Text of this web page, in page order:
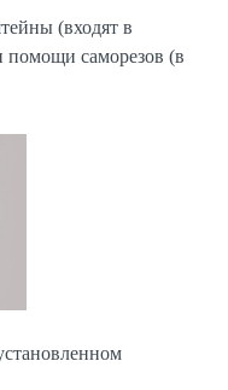
(входят в
помощи саморезов (в